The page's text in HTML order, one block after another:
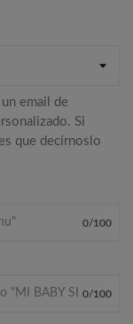
email de
Si
que decírnoslo
0/100
0/100